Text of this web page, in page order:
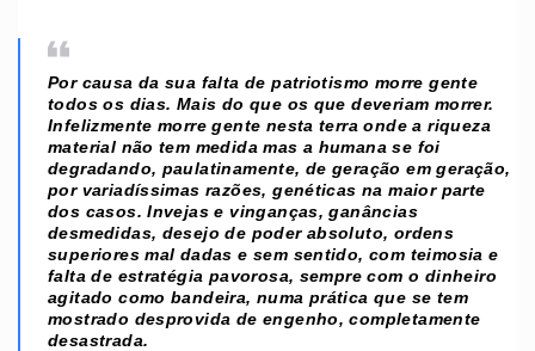
Por causa da sua falta de patriotismo morre gente
todos os dias. Mais do que os que deveriam morrer.
Infelizmente morre gente nesta terra onde a riqueza
material não tem medida mas a humana se foi
degradando, paulatinamente, de geração em geração,
por variadíssimas razões, genéticas na maior parte
dos casos. Invejas e vinganças, ganâncias
desmedidas, desejo de poder absoluto, ordens
superiores mal dadas e sem sentido, com teimosia e
falta de estratégia pavorosa, sempre com o dinheiro
agitado como bandeira, numa prática que se tem
mostrado desprovida de engenho, completamente
desastrada.